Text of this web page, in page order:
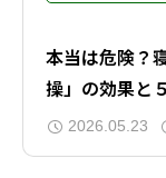
本当は危険？
操」の効果と
2026.05.23